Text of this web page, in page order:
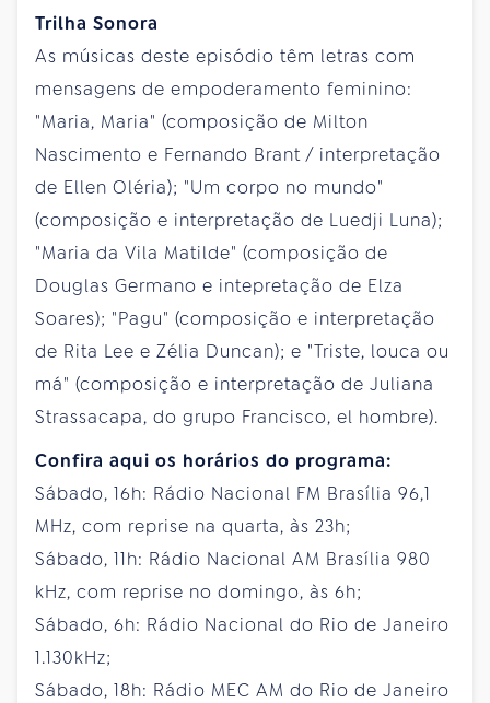
Trilha Sonora
As músicas deste episódio têm letras com
mensagens de empoderamento feminino:
"Maria, Maria" (composição de Milton
Nascimento e Fernando Brant / interpretação
de Ellen Oléria); "Um corpo no mundo"
(composição e interpretação de Luedji Luna);
"Maria da Vila Matilde" (composição de
Douglas Germano e intepretação de Elza
Soares); "Pagu" (composição e interpretação
de Rita Lee e Zélia Duncan); e "Triste, louca ou
má" (composição e interpretação de Juliana
Strassacapa, do grupo Francisco, el hombre).
Confira aqui os horários do programa:
Sábado, 16h: Rádio Nacional FM Brasília 96,1
MHz, com reprise na quarta, às 23h;
Sábado, 11h: Rádio Nacional AM Brasília 980
kHz, com reprise no domingo, às 6h;
Sábado, 6h: Rádio Nacional do Rio de Janeiro
1.130kHz;
Sábado, 18h: Rádio MEC AM do Rio de Janeiro